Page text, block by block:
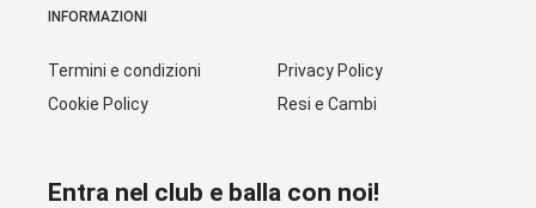
INFORMAZIONI
Termini e condizioni
Cookie Policy
Privacy Policy
Resi e Cambi
Entra nel club e balla con noi!